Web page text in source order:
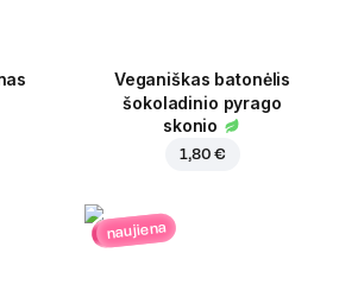
Veganiškas batonėlis
šokoladinio pyrago
skonio
1,80 €
naujiena